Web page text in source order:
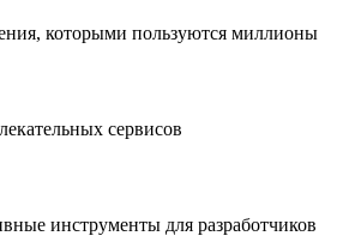
которыми пользуются миллионы
сервисов
инструменты для разработчиков